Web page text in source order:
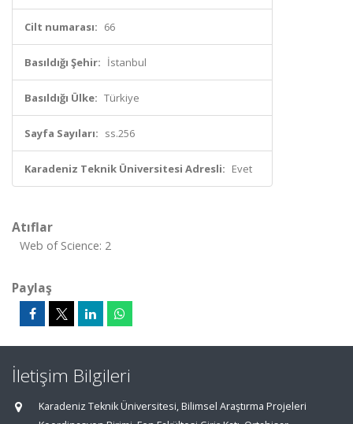
Cilt numarası: 66
Basıldığı Şehir: İstanbul
Basıldığı Ülke: Türkiye
Sayfa Sayıları: ss.256
Karadeniz Teknik Üniversitesi Adresli: Evet
Atıflar
Web of Science: 2
Paylaş
İletişim Bilgileri
Karadeniz Teknik Üniversitesi, Bilimsel Araştırma Projeleri